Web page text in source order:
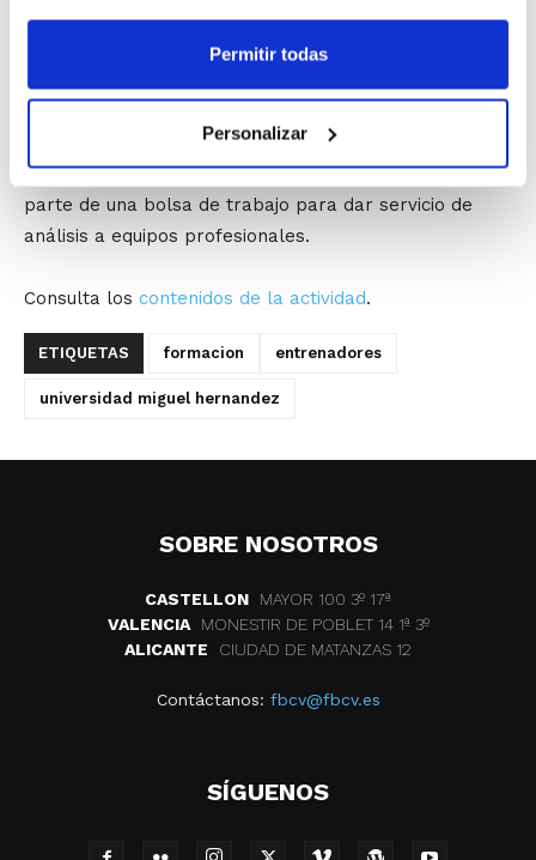
Permitir todas
Personalizar
La asistencia a la actividad contará como45 horas de
prácticas para los alumnos/as de los Cursos de
Por otra parte, la Universidad garantiza que los
participantes que superen el curso entrarán a formar
parte de una bolsa de trabajo para dar servicio de
análisis a equipos profesionales.
Consulta los contenidos de la actividad.
ETIQUETAS formacion entrenadores
universidad miguel hernandez
SOBRE NOSOTROS
CASTELLON
MAYOR 100 3º 17ª
VALENCIA
MONESTIR DE POBLET 14 1ª 3º
ALICANTE
CIUDAD DE MATANZAS 12
Contáctanos: fbcv@fbcv.es
SÍGUENOS